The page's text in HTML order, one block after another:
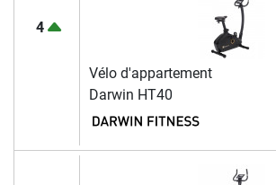
4
Vélo d'appartement
Darwin HT40